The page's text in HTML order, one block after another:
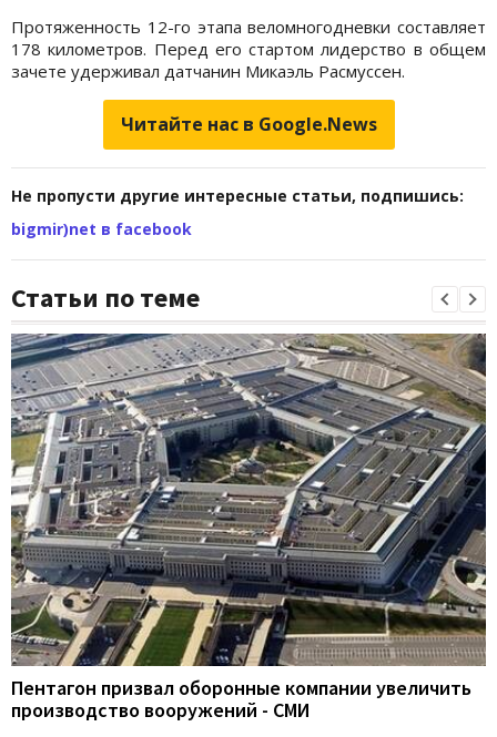
Протяженность 12-го этапа веломногодневки составляет
178 километров. Перед его стартом лидерство в общем
зачете удерживал датчанин Микаэль Расмуссен.
Читайте нас в Google.News
Не пропусти другие интересные статьи, подпишись:
bigmir)net в facebook
Статьи по теме
Пентагон призвал оборонные компании увеличить
производство вооружений - СМИ